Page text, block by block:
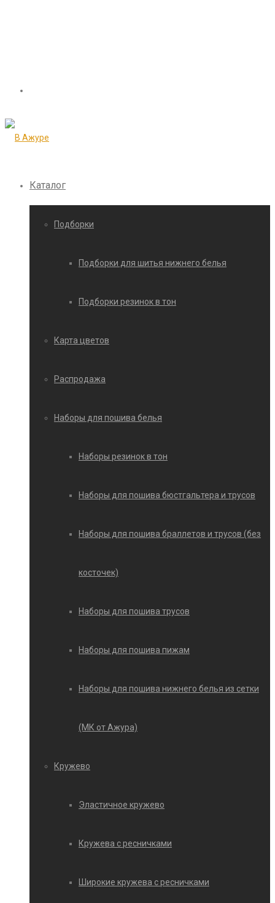
Каталог
Подборки
Подборки для шитья нижнего белья
Подборки резинок в тон
Карта цветов
Распродажа
Наборы для пошива белья
Наборы резинок в тон
Наборы для пошива бюстгальтера и трусов
Наборы для пошива браллетов и трусов (без
косточек)
Наборы для пошива трусов
Наборы для пошива пижам
Наборы для пошива нижнего белья из сетки
(МК от Ажура)
Кружево
Эластичное кружево
Кружева с ресничками
Широкие кружева с ресничками